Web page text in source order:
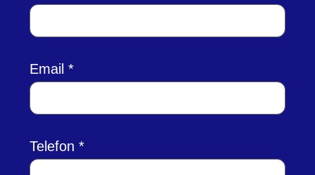
Email
Telefon